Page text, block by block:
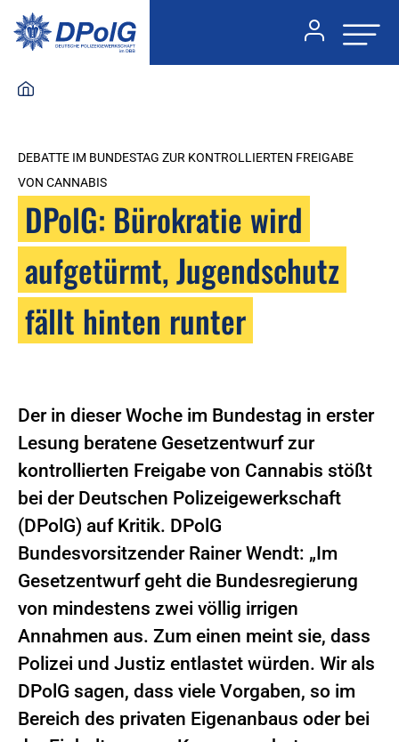
DEBATTE IM BUNDESTAG ZUR KONTROLLIERTEN FREIGABE
VON CANNABIS
DPolG: Bürokratie wird
aufgetürmt, Jugendschutz
fällt hinten runter
Der in dieser Woche im Bundestag in erster
Lesung beratene Gesetzentwurf zur
kontrollierten Freigabe von Cannabis stößt
bei der Deutschen Polizeigewerkschaft
(DPolG) auf Kritik. DPolG
Bundesvorsitzender Rainer Wendt: „Im
Gesetzentwurf geht die Bundesregierung
von mindestens zwei völlig irrigen
Annahmen aus. Zum einen meint sie, dass
Polizei und Justiz entlastet würden. Wir als
DPolG sagen, dass viele Vorgaben, so im
Bereich des privaten Eigenanbaus oder bei